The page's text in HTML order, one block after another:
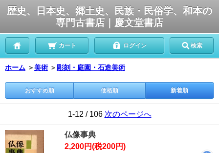
歴史、日本史、郷土史、民族・民俗学、和本の
専門古書店｜慶文堂書店
カート ログイン 検索
ホーム ＞美術 ＞彫刻・庭園・石造美術
おすすめ順 価格順 新着順
1-12 / 106 次のページへ
仏像事典
2,200円(税200円)